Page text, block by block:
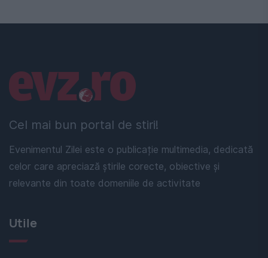
Cel mai bun portal de stiri!
Evenimentul Zilei este o publicație multimedia, dedicată
celor care apreciază știrile corecte, obiective și
relevante din toate domeniile de activitate
Linkuri utile
Utile